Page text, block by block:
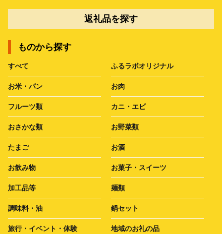
返礼品を探す
ものから探す
すべて ふるラボオリジナル
お米・パン お肉
フルーツ類 カニ・エビ
おさかな類 お野菜類
たまご お酒
お飲み物 お菓子・スイーツ
加工品等 麺類
調味料・油 鍋セット
旅行・イベント・体験 地域のお礼の品